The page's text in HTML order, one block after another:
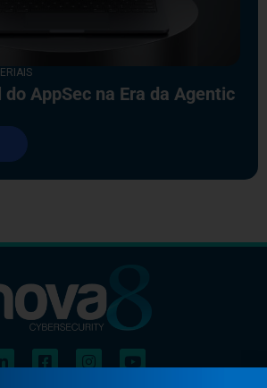
do AppSec na Era da Agentic